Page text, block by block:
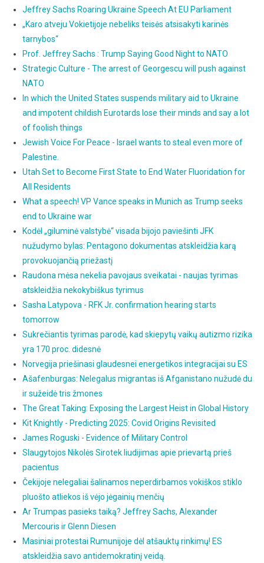
Jeffrey Sachs Roaring Ukraine Speech At EU Parliament
„Karo atveju Vokietijoje nebeliks teisės atsisakyti karinės
tarnybos“
Prof. Jeffrey Sachs : Trump Saying Good Night to NATO
Strategic Culture - The arrest of Georgescu will push against
NATO
In which the United States suspends military aid to Ukraine
and impotent childish Eurotards lose their minds and say a lot
of foolish things
Jewish Voice For Peace - Israel wants to steal even more of
Palestine.
Utah Set to Become First State to End Water Fluoridation for
All Residents
What a speech! VP Vance speaks in Munich as Trump seeks
end to Ukraine war
Kodėl „giluminė valstybė“ visada bijojo paviešinti JFK
nužudymo bylas: Pentagono dokumentas atskleidžia karą
provokuojančią priežastį
Raudona mėsa nekelia pavojaus sveikatai - naujas tyrimas
atskleidžia nekokybiškus tyrimus
Sasha Latypova - RFK Jr. confirmation hearing starts
tomorrow
Sukrečiantis tyrimas parodė, kad skiepytų vaikų autizmo rizika
yra 170 proc. didesnė
Norvegija priešinasi glaudesnei energetikos integracijai su ES
Ašafenburgas: Nelegalus migrantas iš Afganistano nužudė du
ir sužeidė tris žmones
The Great Taking: Exposing the Largest Heist in Global History
Kit Knightly - Predicting 2025: Covid Origins Revisited
James Roguski - Evidence of Military Control
Slaugytojos Nikolės Sirotek liudijimas apie prievartą prieš
pacientus
Čekijoje nelegaliai šalinamos neperdirbamos vokiškos stiklo
pluošto atliekos iš vėjo jėgainių menčių
Ar Trumpas pasieks taiką? Jeffrey Sachs, Alexander
Mercouris ir Glenn Diesen
Masiniai protestai Rumunijoje dėl atšauktų rinkimų! ES
atskleidžia savo antidemokratinį veidą.